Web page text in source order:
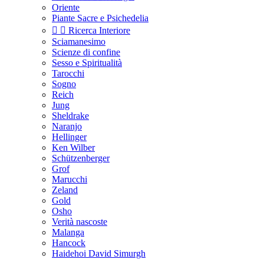
Oriente
Piante Sacre e Psichedelia
  Ricerca Interiore
Sciamanesimo
Scienze di confine
Sesso e Spiritualità
Tarocchi
Sogno
Reich
Jung
Sheldrake
Naranjo
Hellinger
Ken Wilber
Schützenberger
Grof
Marucchi
Zeland
Gold
Osho
Verità nascoste
Malanga
Hancock
Haidehoi David Simurgh